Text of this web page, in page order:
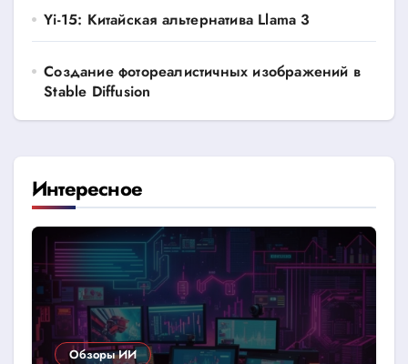
Yi-15: Китайская альтернатива Llama 3
Создание фотореалистичных изображений в
Stable Diffusion
Интересное
Обзоры ИИ